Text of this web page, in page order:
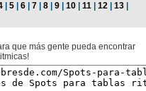
| 5 | 6 | 7 | 8 | 9 | 10 | 11 | 12 | 13 |
que más gente pueda encontrar